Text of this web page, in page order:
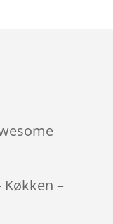
Køkken –